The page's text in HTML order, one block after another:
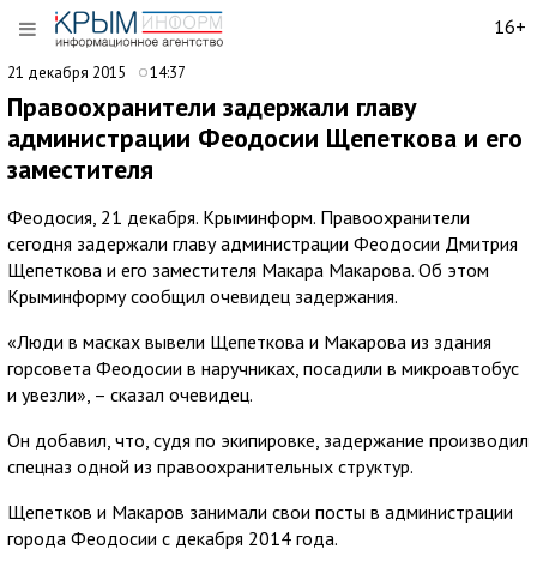
16+
21 декабря 2015 14:37
Правоохранители задержали главу
администрации Феодосии Щепеткова и его
заместителя
Феодосия, 21 декабря. Крыминформ. Правоохранители
сегодня задержали главу администрации Феодосии Дмитрия
Щепеткова и его заместителя Макара Макарова. Об этом
Крыминформу сообщил очевидец задержания.
«Люди в масках вывели Щепеткова и Макарова из здания
горсовета Феодосии в наручниках, посадили в микроавтобус
и увезли», – сказал очевидец.
Он добавил, что, судя по экипировке, задержание производил
спецназ одной из правоохранительных структур.
Щепетков и Макаров занимали свои посты в администрации
города Феодосии с декабря 2014 года.